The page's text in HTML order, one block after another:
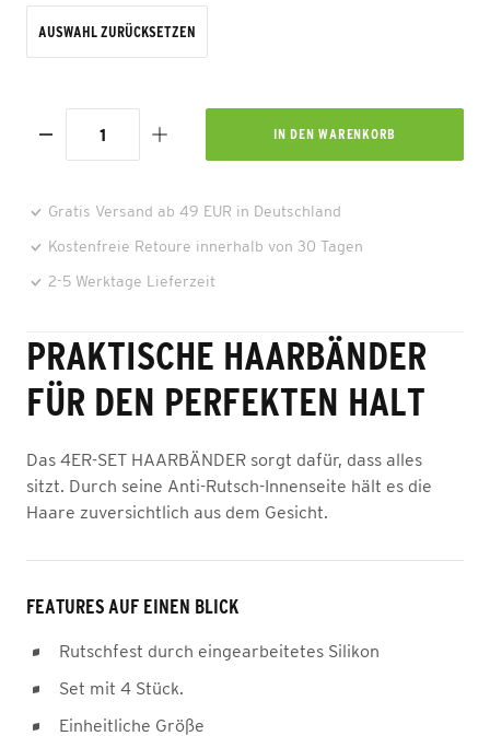
AUSWAHL ZURÜCKSETZEN
IN DEN WARENKORB
Gratis Versand ab 49 EUR in Deutschland
Kostenfreie Retoure innerhalb von 30 Tagen
2-5 Werktage Lieferzeit
PRAKTISCHE HAARBÄNDER
FÜR DEN PERFEKTEN HALT
Das 4ER-SET HAARBÄNDER sorgt dafür, dass alles
sitzt. Durch seine Anti-Rutsch-Innenseite hält es die
Haare zuversichtlich aus dem Gesicht.
FEATURES AUF EINEN BLICK
Rutschfest durch eingearbeitetes Silikon
Set mit 4 Stück.
Einheitliche Größe